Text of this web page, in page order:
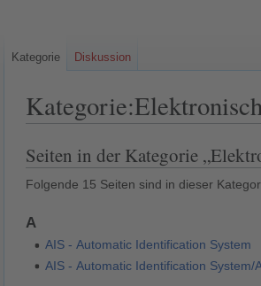
Kategorie:
Zur
Navigation
springen
Zur
Suche
springen
Seiten in der Kategorie
Folgende 15 Seiten sind in dieser
A
AIS - Automatic Identification System
AIS - Automatic Identification System/
Kategorie Diskussion